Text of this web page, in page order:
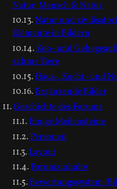
Natur, Mensch & Natur
Natur und
Elemente in Bildern
Zoo- und
zahme Tiere
Haus-, Zucht- und
Ergänzende Bilder
Geschichte des Forums
Einige Meilensteine
Personen
Layout
Forumsinhalte
Bewertungssystem